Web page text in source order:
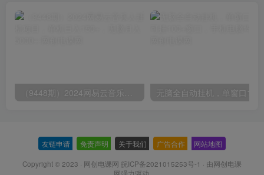
友链申请 免责声明 关于我们 广告合作 网站地图
Copyright © 2023 · 网创电课网 皖ICP备2021015253号-1 · 由网创电课
网强力驱动.